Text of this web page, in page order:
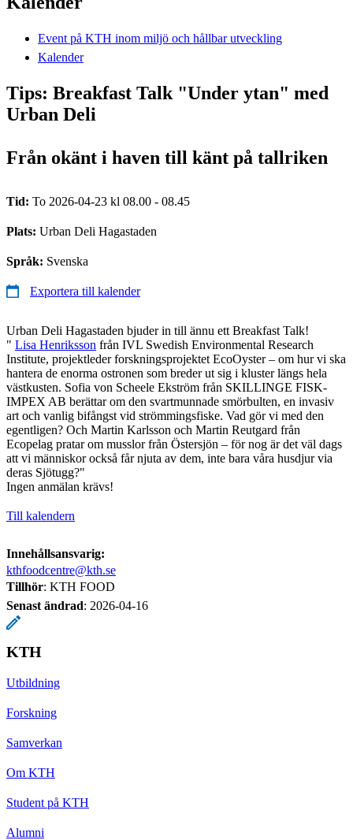
Event på KTH inom miljö och hållbar utveckling
Kalender
Tips: Breakfast Talk "Under ytan" med
Urban Deli
Från okänt i haven till känt på tallriken
Tid: To 2026-04-23 kl 08.00 - 08.45
Plats: Urban Deli Hagastaden
Språk: Svenska
Exportera till kalender
Urban Deli Hagastaden bjuder in till ännu ett Breakfast Talk!
" Lisa Henriksson från IVL Swedish Environmental Research
Institute, projektleder forskningsprojektet EcoOyster – om hur vi ska
hantera de enorma ostronen som breder ut sig i kluster längs hela
västkusten. Sofia von Scheele Ekström från SKILLINGE FISK-
IMPEX AB berättar om den svartmunnade smörbulten, en invasiv
art och vanlig bifångst vid strömmingsfiske. Vad gör vi med den
egentligen? Och Martin Karlsson och Martin Reutgard från
Ecopelag pratar om musslor från Östersjön – för nog är det väl dags
att vi människor också får njuta av dem, inte bara våra husdjur via
deras Sjötugg?"
Ingen anmälan krävs!
Till kalendern
Innehållsansvarig:
kthfoodcentre@kth.se
Tillhör: KTH FOOD
Senast ändrad: 2026-04-16
KTH
Utbildning
Forskning
Samverkan
Om KTH
Student på KTH
Alumni